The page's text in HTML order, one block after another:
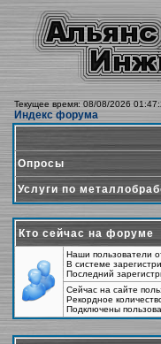
Текущее время: 08/08/2026
Индекс форума
Опросы
Услуги по
Кто сейчас на форуме
Наши пользователи
В системе
Последний
Сейчас на сайте
Рекордное
Подключены